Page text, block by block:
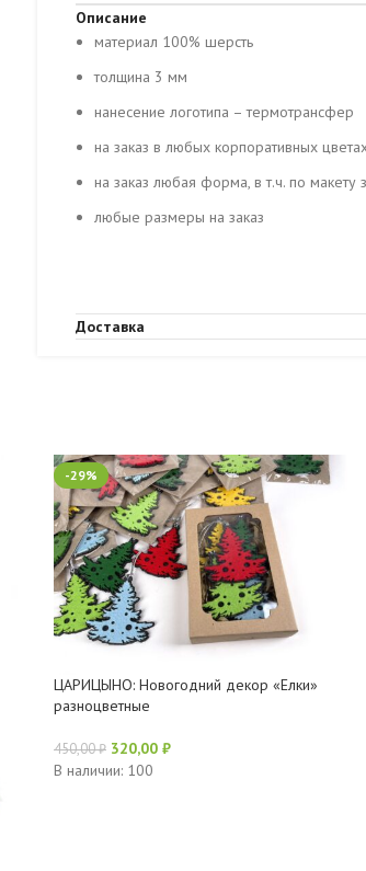
Описание
материал 100% шерсть
толщина 3 мм
нанесение логотипа – термотрансфер
на заказ в любых корпоративных
на заказ любая форма, в т.ч. по макету
любые размеры на заказ
Доставка
-29%
ЦАРИЦЫНО: Новогодний декор «Елки»
разноцветные
450,00₽ 320,00 ₽
В Корзину
В наличии: 100